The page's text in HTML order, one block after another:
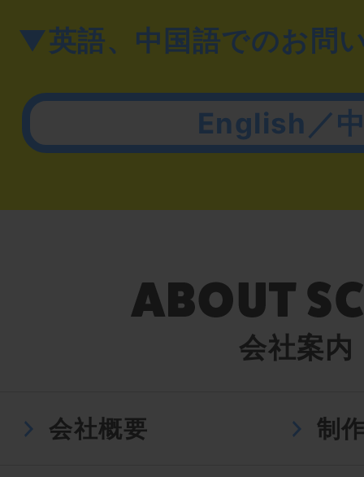
▼英語、中国語でのお問
English／
会社案内
会社概要 制